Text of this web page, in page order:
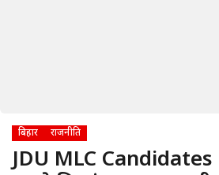
बिहार राजनीति
JDU MLC